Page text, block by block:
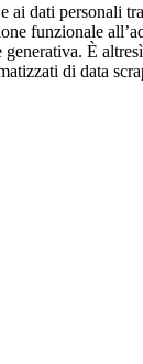
ai dati personali
funzionale
È
di data